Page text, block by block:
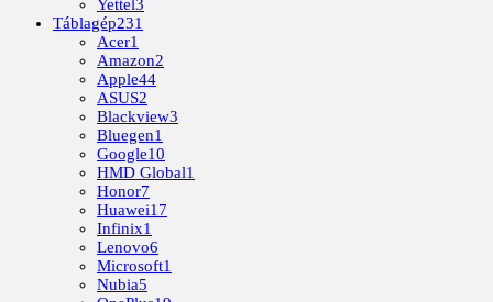
Yettel3
Táblagép231
Acer1
Amazon2
Apple44
ASUS2
Blackview3
Bluegen1
Google10
HMD Global1
Honor7
Huawei17
Infinix1
Lenovo6
Microsoft1
Nubia5